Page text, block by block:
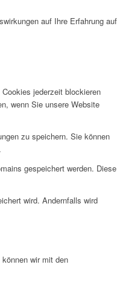
auf Ihre Erfahrung auf
jederzeit blockieren
wenn Sie unsere Website
zu speichern. Sie können
gespeichert werden. Diese
wird. Andernfalls wird
wir mit den